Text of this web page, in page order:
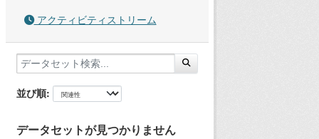
アクティビティストリーム
並び順
データセットが見つかりません